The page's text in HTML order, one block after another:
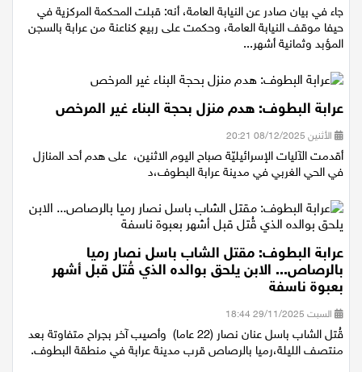
جاء في بيان صادر عن النيابة العامة، أنه: قبلت المحكمة المركزية في
حيفا موقف النيابة العامة، وحكمت على ربيع كناعنة من عرابة بالسجن
المؤبد وثمانية أشهر...
عرابة البطوف: هدم منزل بحجة البناء غير المرخص
الأثنين 08/12/2025 20:21
أقدمت الآليات الإسرائيليّة صباح اليوم الاثنين، على هدم أحد المنازل
في الحي الغربي في مدينة عرابة البطوف،د
عرابة البطوف: مقتل الشاب باسل نصار رميا
بالرصاص... الابن يلحق بوالده الذي قُتل قبل أشهر
بعبوة ناسفة
السبت 29/11/2025 18:44
قُتل الشاب باسل عنان نصار (22 عاما) وأصيب آخر بجراح متفاوتة بعد
منتصف الليلة،رميا بالرصاص قرب مدينة عرابة في منطقة البطوف.